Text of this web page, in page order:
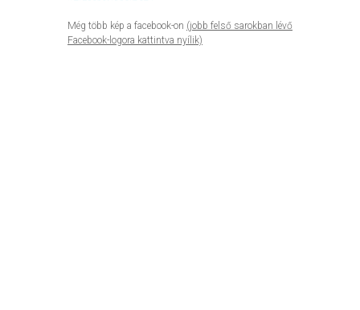
Még több kép a facebook-on (jobb felső sarokban lévő
Facebook-logora kattintva nyílik)